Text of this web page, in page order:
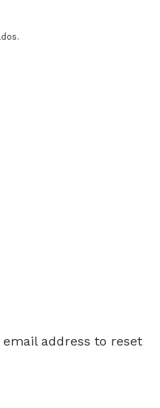
address to reset